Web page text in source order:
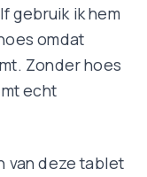
gebruik ik hem
omdat
Zonder hoes
echt
van deze tablet